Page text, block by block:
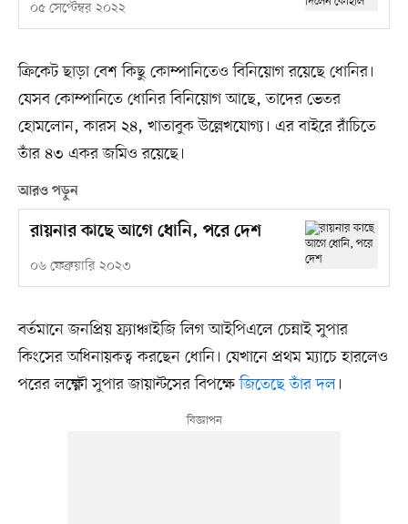
০৫ সেপ্টেম্বর ২০২২
ক্রিকেট ছাড়া বেশ কিছু কোম্পানিতেও বিনিয়োগ রয়েছে ধোনির।
যেসব কোম্পানিতে ধোনির বিনিয়োগ আছে, তাদের ভেতর
হোমলোন, কারস ২৪, খাতাবুক উল্লেখযোগ্য। এর বাইরে রাঁচিতে
তাঁর ৪৩ একর জমিও রয়েছে।
আরও পড়ুন
রায়নার কাছে আগে ধোনি, পরে দেশ
০৬ ফেব্রুয়ারি ২০২৩
বর্তমানে জনপ্রিয় ফ্র্যাঞ্চাইজি লিগ আইপিএলে চেন্নাই সুপার
কিংসের অধিনায়কত্ব করছেন ধোনি। যেখানে প্রথম ম্যাচে হারলেও
পরের লক্ষ্ণৌ সুপার জায়ান্টসের বিপক্ষেজিতেছে তাঁর দল।